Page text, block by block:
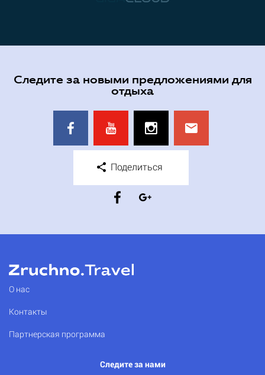
Следите за новыми предложениями для
отдыха
Поделиться
О нас
Контакты
Партнерская программа
Следите за нами